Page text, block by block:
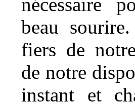
beau
fiers de
de notre
instant et